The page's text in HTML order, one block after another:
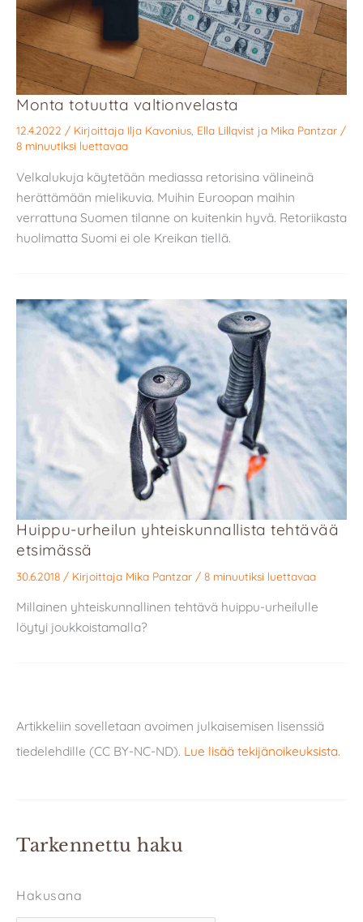
Monta totuutta valtionvelasta
12.4.2022 / Kirjoittaja Ilja Kavonius Ella Lillqvist ja Mika Pantzar /
8 minuutiksi luettavaa
Velkalukuja käytetään mediassa retorisina välineinä
herättämään mielikuvia. Muihin Euroopan maihin
verrattuna Suomen tilanne on kuitenkin hyvä. Retoriikasta
huolimatta Suomi ei ole Kreikan tiellä.
Huippu-urheilun yhteiskunnallista tehtävää
etsimässä
30.6.2018 / Kirjoittaja Mika Pantzar / 8 minuutiksi luettavaa
Millainen yhteiskunnallinen tehtävä huippu-urheilulle
löytyi joukkoistamalla?
Artikkeliin sovelletaan avoimen julkaisemisen lisenssiä
tiedelehdille (CC BY-NC-ND). Lue lisää tekijänoikeuksista.
Tarkennettu haku
Hakusana